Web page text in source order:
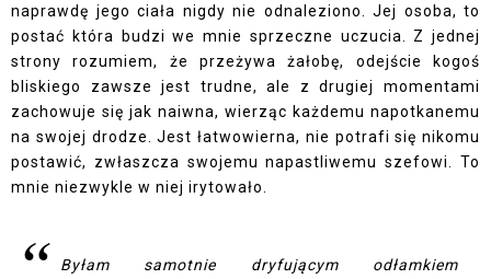
naprawdę jego ciała nigdy nie odnaleziono. Jej osoba, to
postać która budzi we mnie sprzeczne uczucia. Z jednej
strony rozumiem, że przeżywa żałobę, odejście kogoś
bliskiego zawsze jest trudne, ale z drugiej momentami
zachowuje się jak naiwna, wierząc każdemu napotkanemu
na swojej drodze. Jest łatwowierna, nie potrafi się nikomu
postawić, zwłaszcza swojemu napastliwemu szefowi. To
mnie niezwykle w niej irytowało.
Byłam samotnie dryfującym odłamkiem